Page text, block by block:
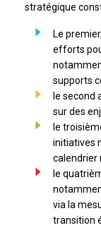
stratégique
Le
efforts
supports
le second
sur des
le
initiatives
calendrier
le
via la
transition